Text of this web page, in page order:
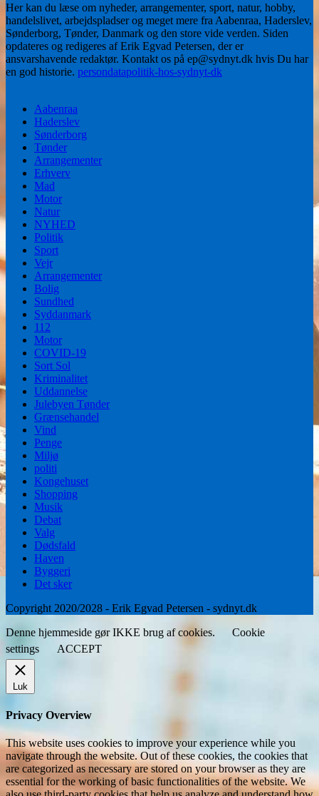
Her kan du læse om nyheder, arrangementer, sport, natur, hobby,
handelslivet, arbejdspladser og meget mere fra Aabenraa, Haderslev,
Sønderborg, Tønder, Danmark og den store vide verden. Siden
opdateres og redigeres af Erik Egvad Petersen, der er
ansvarshavende redaktør. Kontakt os på ep@sydnyt.dk hvis Du har
en god historie. persondatapolitik-hos-sydnyt-dk
Aabenraa
Haderslev
Sønderborg
Tønder
Arrangementer
Erhverv
Mad
Motor
Natur
NYHED
Politik
Sport
Vejr
Arrangementer
Bolig
Sundhed
Syddanmark
112
Motor
COVID-19
Sort Sol
Kriminalitet
Uddannelse
Julebyen Tønder
Grænsehandel
Vind
Penge
Miljø
politi
Kongehuset
Shopping
Musik
Debat
Valg
Dødsfald
Haven
Byggeri
Det sker
Copyright 2020/2028 - Erik Egvad Petersen - sydnyt.dk
Denne hjemmeside gør IKKE brug af cookies.
Cookie
settings
ACCEPT
Luk
Privacy Overview
This website uses cookies to improve your experience while you
navigate through the website. Out of these cookies, the cookies that
are categorized as necessary are stored on your browser as they are
essential for the working of basic functionalities of the website. We